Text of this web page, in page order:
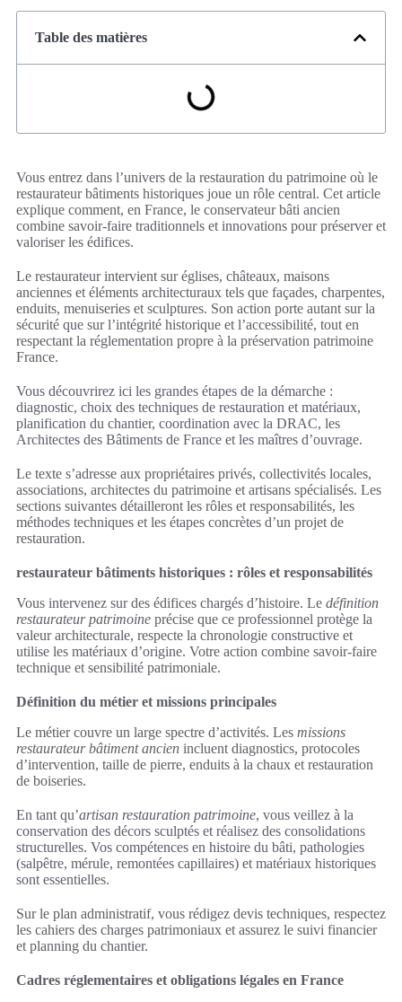
Table des matières
Vous entrez dans l’univers de la restauration du patrimoine où le
restaurateur bâtiments historiques joue un rôle central. Cet article
explique comment, en France, le conservateur bâti ancien
combine savoir-faire traditionnels et innovations pour préserver et
valoriser les édifices.
Le restaurateur intervient sur églises, châteaux, maisons
anciennes et éléments architecturaux tels que façades, charpentes,
enduits, menuiseries et sculptures. Son action porte autant sur la
sécurité que sur l’intégrité historique et l’accessibilité, tout en
respectant la réglementation propre à la préservation patrimoine
France.
Vous découvrirez ici les grandes étapes de la démarche :
diagnostic, choix des techniques de restauration et matériaux,
planification du chantier, coordination avec la DRAC, les
Architectes des Bâtiments de France et les maîtres d’ouvrage.
Le texte s’adresse aux propriétaires privés, collectivités locales,
associations, architectes du patrimoine et artisans spécialisés. Les
sections suivantes détailleront les rôles et responsabilités, les
méthodes techniques et les étapes concrètes d’un projet de
restauration.
restaurateur bâtiments historiques : rôles et responsabilités
Vous intervenez sur des édifices chargés d’histoire. Le définition
restaurateur patrimoine précise que ce professionnel protège la
valeur architecturale, respecte la chronologie constructive et
utilise les matériaux d’origine. Votre action combine savoir-faire
technique et sensibilité patrimoniale.
Définition du métier et missions principales
Le métier couvre un large spectre d’activités. Les missions
restaurateur bâtiment ancien incluent diagnostics, protocoles
d’intervention, taille de pierre, enduits à la chaux et restauration
de boiseries.
En tant qu’artisan restauration patrimoine, vous veillez à la
conservation des décors sculptés et réalisez des consolidations
structurelles. Vos compétences en histoire du bâti, pathologies
(salpêtre, mérule, remontées capillaires) et matériaux historiques
sont essentielles.
Sur le plan administratif, vous rédigez devis techniques, respectez
les cahiers des charges patrimoniaux et assurez le suivi financier
et planning du chantier.
Cadres réglementaires et obligations légales en France